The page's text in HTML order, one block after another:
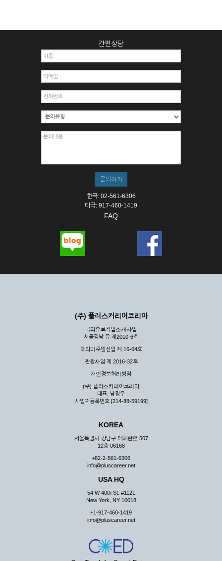
간편상담
한국: 02-561-6306
미국: 917-460-1419
FAQ
(주) 플러스커리어코리아
국외유료직업소개사업
서울강남 유 제2010-6호
해외이주알선업 제 16-04호
관광사업 제 2016-32호
개인정보처리방침
(주) 플러스커리어코리아
대표: 남광우
사업자등록번호 [214-88-59199]
KOREA
서울특별시 강남구 테헤란로 507
12층 06168
+82-2-561-6306
info@pluscareer.net
USA HQ
54 W 40th St. #1121
New York, NY 10018
+1-917-460-1419
info@pluscareer.net